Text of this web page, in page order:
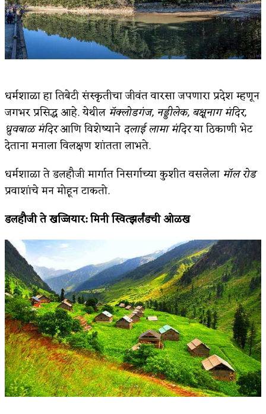
सुवर्ण – झळाळी
‘अर्थ’पूर्ण हास्य
अष्टपैलू : खंडू रांगणेकर
बुडीच खटलं – संयुक्त कुटुंब का गरजेचं?
धर्मशाळा हा तिबेटी संस्कृतीचा जीवंत वारसा जपणारा प्रदेश म्हणून
जगभर प्रसिद्ध आहे. येथील मॅक्लोडगंज, नड्डीलेक,बक्षूनाग मंदिर,
ध्रुवबाळ मंदिरआणि विशेष्यानेदलाई लामा मंदिरया ठिकाणी भेट
देताना मनाला विलक्षण शांतता लाभते.
धर्मशाळा ते डलहौजी मार्गात निसर्गाच्या कुशीत वसलेलामॉल रोड
प्रवाशांचे मन मोहून टाकतो.
डलहौजी ते खज्जियार:मिनी स्वित्झर्लंडची ओळख